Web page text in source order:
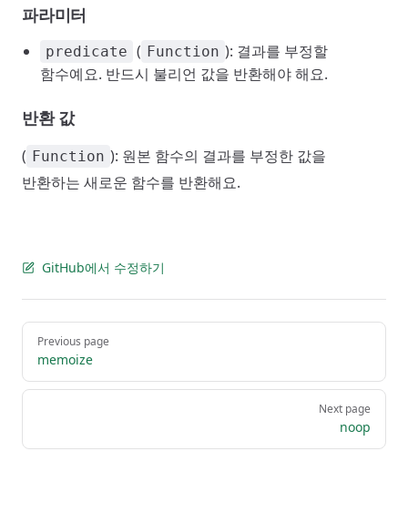
파라미터
predicate ( Function ): 결과를 부정할
함수예요. 반드시 불리언 값을 반환해야 해요.
반환 값
( Function ): 원본 함수의 결과를 부정한 값을
반환하는 새로운 함수를 반환해요.
GitHub에서 수정하기
Pager
Previous page
memoize
Next page
noop